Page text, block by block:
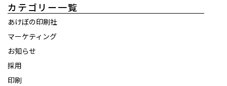
カテゴリー一覧
あけぼの印刷社
マーケティング
お知らせ
採用
印刷